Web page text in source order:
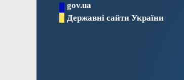
gov.ua
Державні сайти України